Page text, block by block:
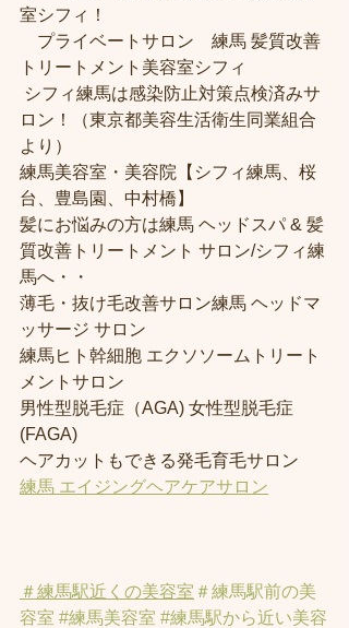
室シフィ！
プライベートサロン　練馬 髪質改善
トリートメント美容室シフィ
シフィ練馬は感染防止対策点検済みサ
ロン！（東京都美容生活衛生同業組合
より）
練馬美容室・美容院【シフィ練馬、桜
台、豊島園、中村橋】
髪にお悩みの方は練馬 ヘッドスパ & 髪
質改善トリートメント サロン/シフィ練
馬へ・・
薄毛・抜け毛改善サロン練馬 ヘッドマ
ッサージ サロン
練馬ヒト幹細胞 エクソソームトリート
メントサロン
男性型脱毛症（AGA) 女性型脱毛症
(FAGA)
ヘアカットもできる発毛育毛サロン
練馬 エイジングヘアケアサロン
＃練馬駅近くの美容室 ＃練馬駅前の美
容室 #練馬美容室 #練馬駅から近い美容